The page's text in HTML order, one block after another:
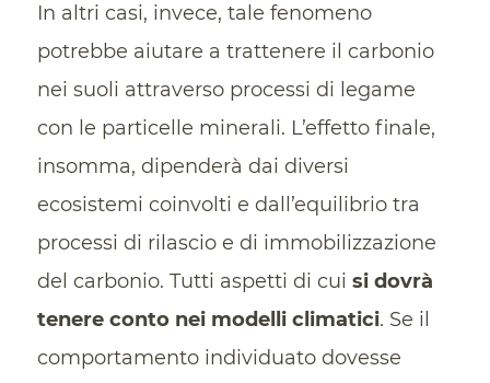
In altri casi, invece, tale fenomeno
potrebbe aiutare a trattenere il carbonio
nei suoli attraverso processi di legame
con le particelle minerali. L’effetto finale,
insomma, dipenderà dai diversi
ecosistemi coinvolti e dall’equilibrio tra
processi di rilascio e di immobilizzazione
del carbonio. Tutti aspetti di cui si dovrà
tenere conto nei modelli climatici. Se il
comportamento individuato dovesse